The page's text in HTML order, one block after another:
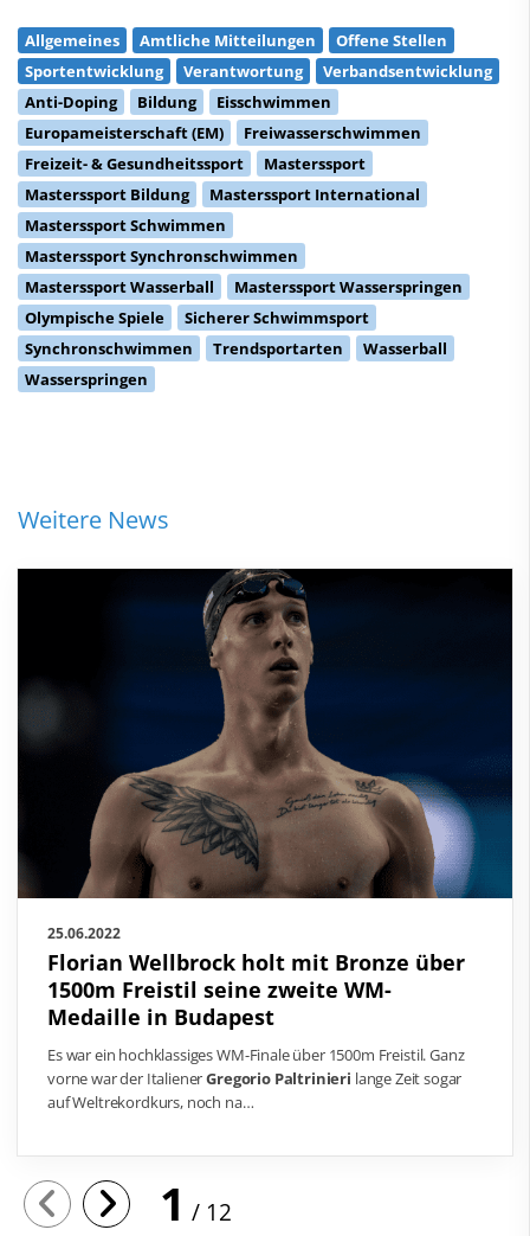
Allgemeines Amtliche Mitteilungen
Offene Stellen
Sportentwicklung
Verantwortung
Verbandsentwicklung
Anti-Doping
Bildung
Eisschwimmen
Europameisterschaft (EM)
Freiwasserschwimmen
Freizeit- & Gesundheitssport
Masterssport
Masterssport Bildung
Masterssport International
Masterssport Schwimmen
Masterssport Synchronschwimmen
Masterssport Wasserball
Masterssport Wasserspringen
Olympische Spiele
Sicherer Schwimmsport
Synchronschwimmen
Trendsportarten
Wasserball
Wasserspringen
Weitere News
25.06.2022
Florian Wellbrock holt mit Bronze über
1500m Freistil seine zweite WM-
Medaille in Budapest
Es war ein hochklassiges WM-Finale über 1500m Freistil. Ganz
vorne war der ItalienerGregorio Paltrinieri lange Zeit sogar
auf Weltrekordkurs, noch na…
1 12